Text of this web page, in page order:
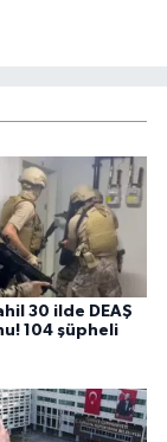
30 ilde DEAŞ
104 şüpheli